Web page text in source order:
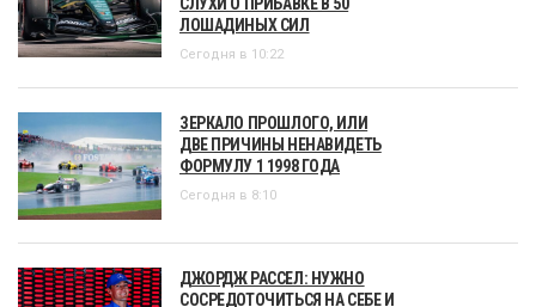
ЛОШАДИНЫХ СИЛ
Сегодня в 10:22
ЗЕРКАЛО ПРОШЛОГО, ИЛИ
ДВЕ ПРИЧИНЫ НЕНАВИДЕТЬ
ФОРМУЛУ 1 1998 ГОДА
Сегодня в 8:10
ДЖОРДЖ РАССЕЛ: НУЖНО
СОСРЕДОТОЧИТЬСЯ НА СЕБЕ И